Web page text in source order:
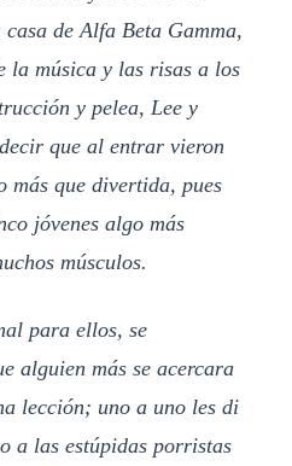
de Alfa Beta Gamma,
la música y las risas a los
y pelea, Lee y
que al entrar vieron
más que divertida, pues
jóvenes algo más
músculos.
ellos, se
alguien más se acercara
lección; uno a uno les di
a las estúpidas porristas